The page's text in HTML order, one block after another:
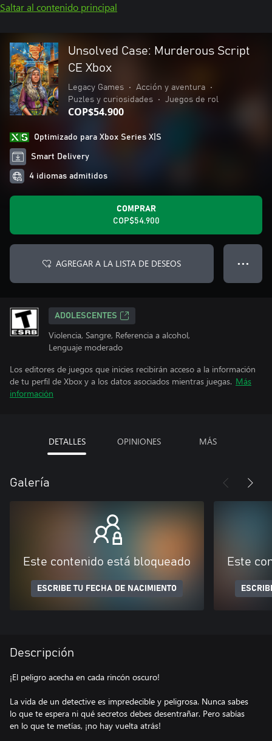
Saltar al contenido principal
Unsolved Case: Murderous Script
CE Xbox
Legacy Games • Acción y aventura
•
Puzles y curiosidades
• Juegos de rol
COP$54.900
Optimizado para Xbox Series X|S
Smart Delivery
4 idiomas admitidos
COMPRAR
COP$54.900
AGREGAR A LA LISTA DE DESEOS ● ● ●
ADOLESCENTES
Violencia, Sangre, Referencia a alcohol,
Lenguaje moderado
Los editores de juegos que inicies recibirán acceso a la información
de tu perfil de Xbox y a los datos asociados mientras juegas. Más
información
DETALLES OPINIONES MÁS
Galería
Este contenido está bloqueado
ESCRIBE TU FECHA DE NACIMIENTO
Este
Descripción
¡El peligro acecha en cada rincón oscuro!
La vida de un detective es impredecible y peligrosa. Nunca sabes
lo que te espera ni qué secretos debes desentrañar. Pero sabías
en lo que te metías, ¡no hay vuelta atrás!